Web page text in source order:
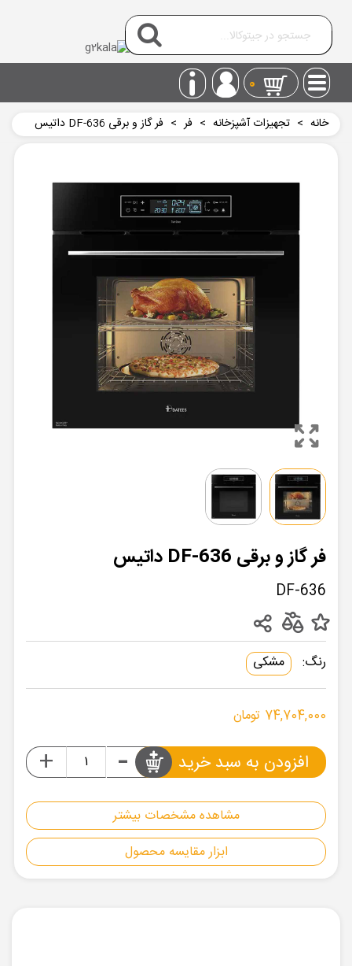
0
خانه > تجهیزات آشپزخانه > فر > فر گاز و برقی DF-636 داتیس
فر گاز و برقی DF-636 داتیس
DF-636
مشاهده مشخصات بیشتر
ابزار مقایسه محصول
رنگ: مشکی
74,704,000 تومان
-
+ افزودن به سبد خرید